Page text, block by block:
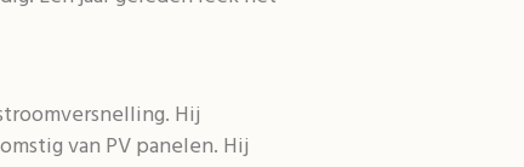
Hij
van PV panelen. Hij